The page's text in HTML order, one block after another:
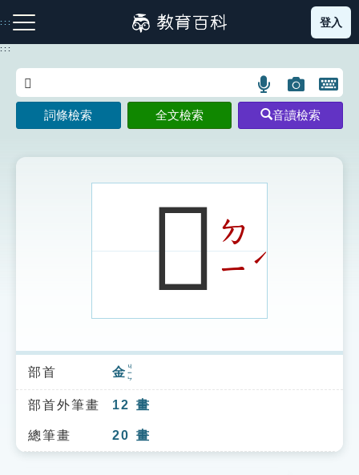
到
主
:::
注音索引圖示 筆畫索引圖示 部首索引表圖示
索引選單
知識索引
單字索引
登入
:::
語
言
搜
示
圖
片
搜
開
鍵
圖
詞條檢索 全文檢索 音讀檢索
𨬙ㄉ
ㄧˊ
部首 金 ㄐㄧㄣ
部首外筆畫 12 畫
總筆畫 20 畫